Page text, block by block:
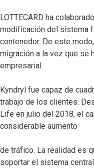
LOTTECARD ha
modificación del sistema
contenedor. De este
migración a la vez que se
empresarial.
Kyndryl fue capaz de
trabajo de los clientes.
Life en julio del 2018, el
considerable aumento
de tráfico. La realidad es
soportar el sistema